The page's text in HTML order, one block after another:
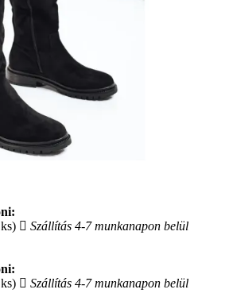
Szállítás 4-7 munkanapon belül
Szállítás 4-7 munkanapon belül